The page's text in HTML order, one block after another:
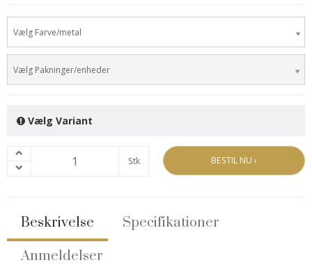
Vælg Farve/metal
Vælg Pakninger/enheder
Vælg Variant
Stk BESTIL NU ›
Beskrivelse
Specifikationer
Anmeldelser